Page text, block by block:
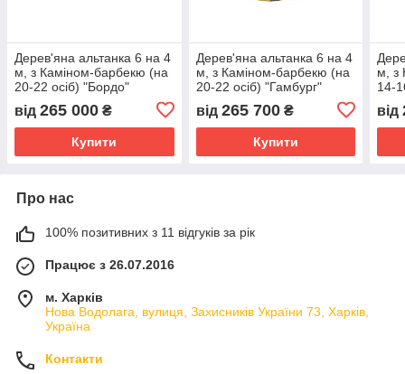
Дерев'яна альтанка 6 на 4
м, з Каміном-барбекю (на
20-22 осіб) "Бордо"
від 265 000 ₴
Купити
Дерев'яна альтанка 6 на 4
м, з Каміном-барбекю (на
20-22 осіб) "Гамбург"
від 265 700₴
Купити
м, з
14-
від
Про нас
100% позитивних з 11 відгуків за рік
Працює з 26.07.2016
м. Харків
Нова Водолага, вулиця, Захисників України 73, Харків,
Україна
Контакти